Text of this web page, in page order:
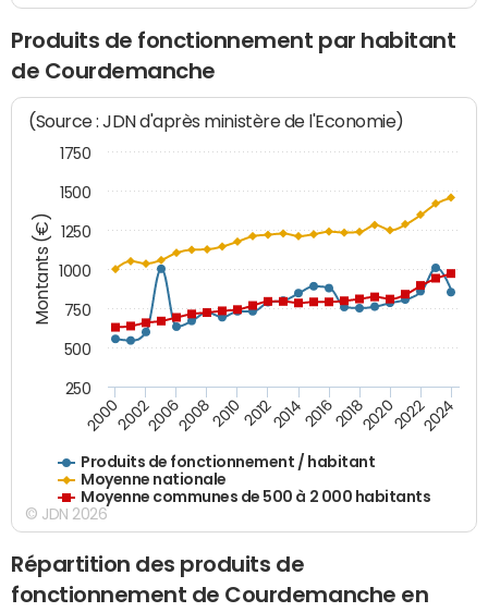
Produits de fonctionnement par habitant
de Courdemanche
Montants (€)
(Source : JDN d'après ministère de l'Economie)
Produits de fonctionnement / habitant
Moyenne nationale
Moyenne communes de 500 à 2 000 habitants
200020022006200820102012201420162018202020222024
250
500
750
1000
1250
1500
1750
© JDN 2026
Répartition des produits de
fonctionnement de Courdemanche en